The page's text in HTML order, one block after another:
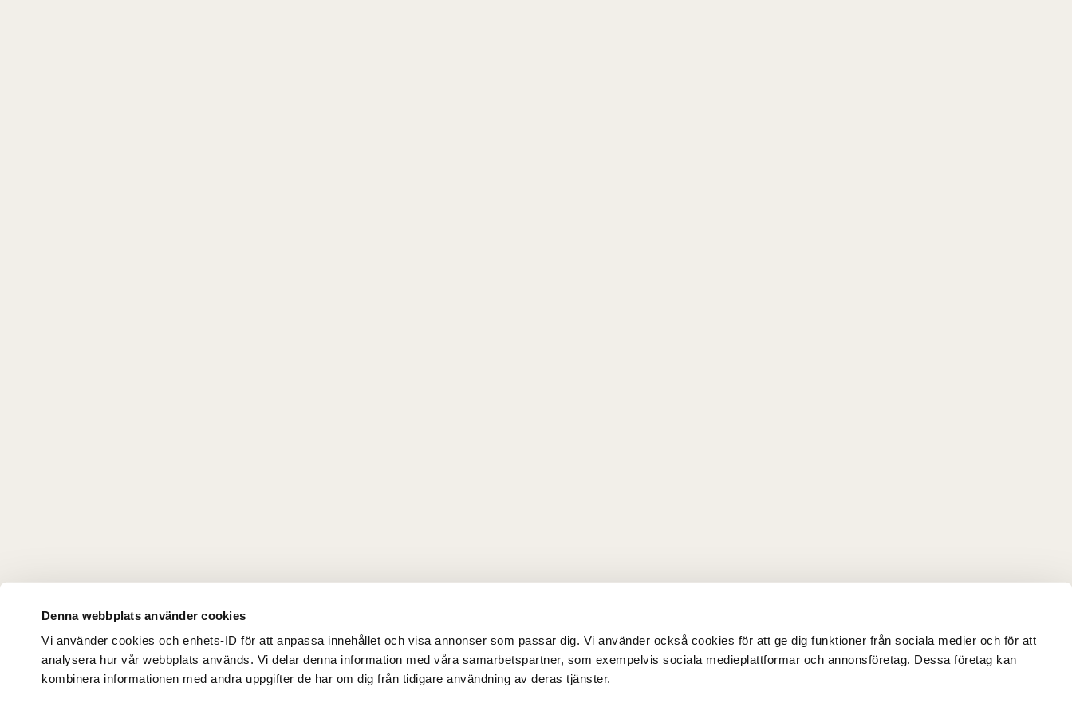
Denna webbplats använder cookies
Vi använder cookies och enhets-ID för att anpassa innehållet och visa annonser som passar dig. Vi använder också cookies för att ge dig funktioner från sociala medier och för att
analysera hur vår webbplats används. Vi delar denna information med våra samarbetspartner, som exempelvis sociala medieplattformar och annonsföretag. Dessa företag kan
kombinera informationen med andra uppgifter de har om dig från tidigare användning av deras tjänster.